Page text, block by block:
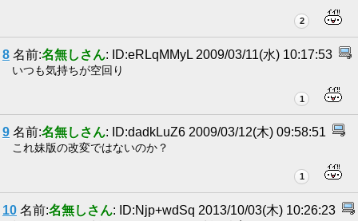
2
8 名前:名無しさん: ID:eRLqMMyL 2009/03/11(水) 10:17:53
いつも気持ちが空回り
1
9 名前:名無しさん: ID:dadkLuZ6 2009/03/12(木) 09:58:51
これ妹版の改変ではないのか？
1
10 名前:名無しさん: ID:Njp+wdSq 2013/10/03(木) 10:26:23